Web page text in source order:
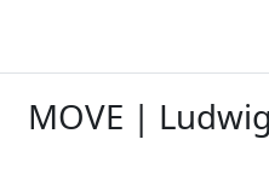
MOVE |